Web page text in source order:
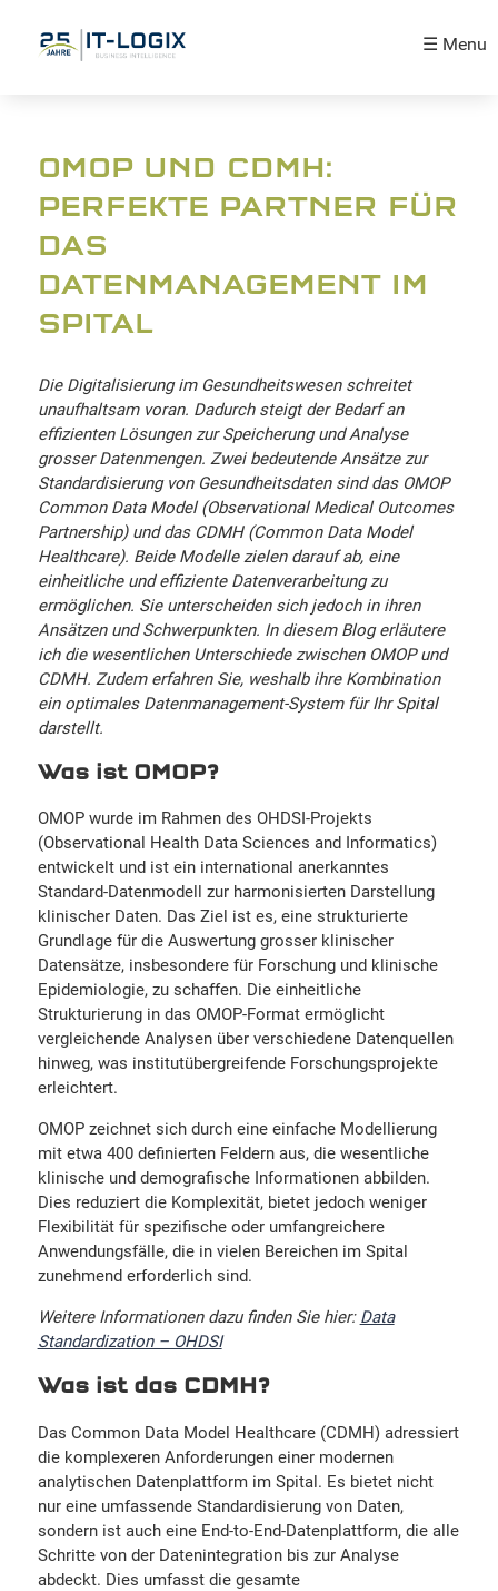
☰ Menu
OMOP UND CDMH:
PERFEKTE PARTNER FÜR
DAS
DATENMANAGEMENT IM
SPITAL
Die Digitalisierung im Gesundheitswesen schreitet
unaufhaltsam voran. Dadurch steigt der Bedarf an
effizienten Lösungen zur Speicherung und Analyse
grosser Datenmengen. Zwei bedeutende Ansätze zur
Standardisierung von Gesundheitsdaten sind das OMOP
Common Data Model (Observational Medical Outcomes
Partnership) und das CDMH (Common Data Model
Healthcare). Beide Modelle zielen darauf ab, eine
einheitliche und effiziente Datenverarbeitung zu
ermöglichen. Sie unterscheiden sich jedoch in ihren
Ansätzen und Schwerpunkten. In diesem Blog erläutere
ich die wesentlichen Unterschiede zwischen OMOP und
CDMH. Zudem erfahren Sie, weshalb ihre Kombination
ein optimales Datenmanagement-System für Ihr Spital
darstellt.
Was ist OMOP?
OMOP wurde im Rahmen des OHDSI-Projekts
(Observational Health Data Sciences and Informatics)
entwickelt und ist ein international anerkanntes
Standard-Datenmodell zur harmonisierten Darstellung
klinischer Daten. Das Ziel ist es, eine strukturierte
Grundlage für die Auswertung grosser klinischer
Datensätze, insbesondere für Forschung und klinische
Epidemiologie, zu schaffen. Die einheitliche
Strukturierung in das OMOP-Format ermöglicht
vergleichende Analysen über verschiedene Datenquellen
hinweg, was institutübergreifende Forschungsprojekte
erleichtert.
OMOP zeichnet sich durch eine einfache Modellierung
mit etwa 400 definierten Feldern aus, die wesentliche
klinische und demografische Informationen abbilden.
Dies reduziert die Komplexität, bietet jedoch weniger
Flexibilität für spezifische oder umfangreichere
Anwendungsfälle, die in vielen Bereichen im Spital
zunehmend erforderlich sind.
Weitere Informationen dazu finden Sie hier: Data
Standardization – OHDSI
Was ist das CDMH?
Das Common Data Model Healthcare (CDMH) adressiert
die komplexeren Anforderungen einer modernen
analytischen Datenplattform im Spital. Es bietet nicht
nur eine umfassende Standardisierung von Daten,
sondern ist auch eine End-to-End-Datenplattform, die alle
Schritte von der Datenintegration bis zur Analyse
abdeckt. Dies umfasst die gesamte